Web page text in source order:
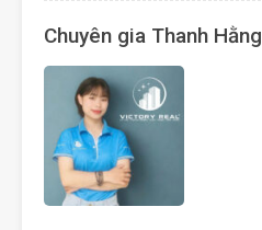
Chuyên gia Thanh Hằng